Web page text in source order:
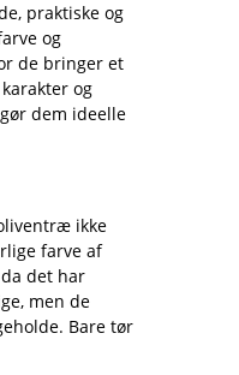
praktiske og
og
de bringer et
og
dem ideelle
ikke
farve af
det har
men de
Bare tør